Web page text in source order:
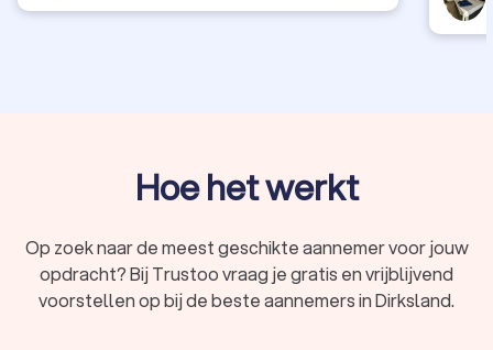
Hoe het werkt
Op zoek naar de meest geschikte aannemer voor jouw
opdracht? Bij Trustoo vraag je gratis en vrijblijvend
voorstellen op bij de beste aannemers in Dirksland.